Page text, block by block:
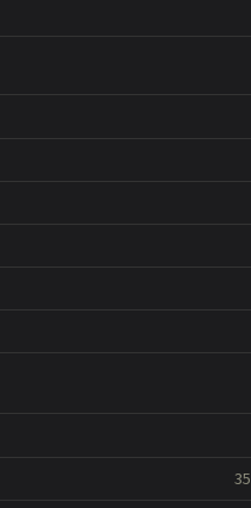
35